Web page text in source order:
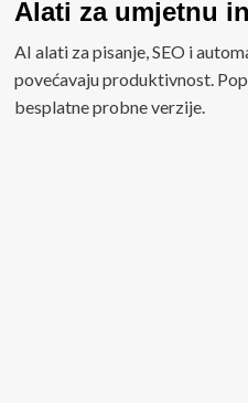
Alati za umjetnu
AI alati za pisanje, SEO i
povećavaju produktivnost.
besplatne probne verzije.